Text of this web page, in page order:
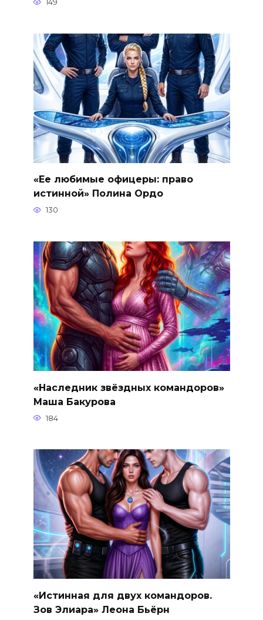
149
«Ее любимые офицеры: право
истинной» Полина Ордо
130
«Наследник звёздных командоров»
Маша Бакурова
184
«Истинная для двух командоров.
Зов Элиара» Леона Бьёрн